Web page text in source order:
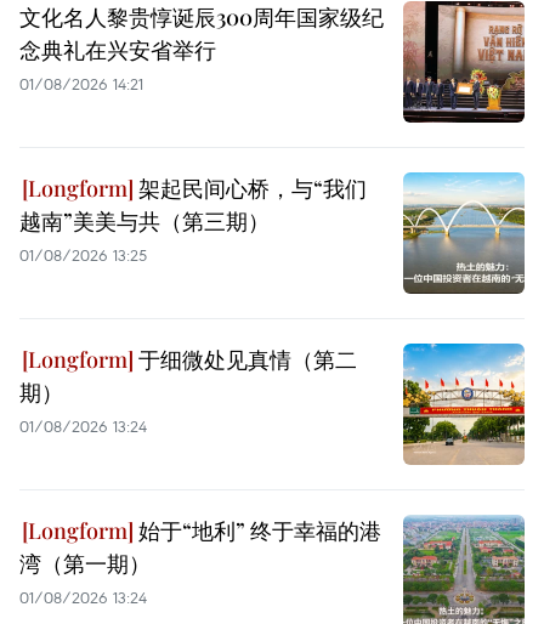
文化名人黎贵惇诞辰300周年国家级纪
念典礼在兴安省举行
01/08/2026 14:21
架起民间心桥，与“我们
越南”美美与共（第三期）
01/08/2026 13:25
于细微处见真情（第二
期）
01/08/2026 13:24
始于“地利” 终于幸福的港
湾（第一期）
01/08/2026 13:24